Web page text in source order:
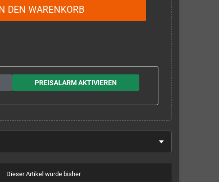
DEN WARENKORB
PREISALARM AKTIVIEREN
Dieser Artikel wurde bisher